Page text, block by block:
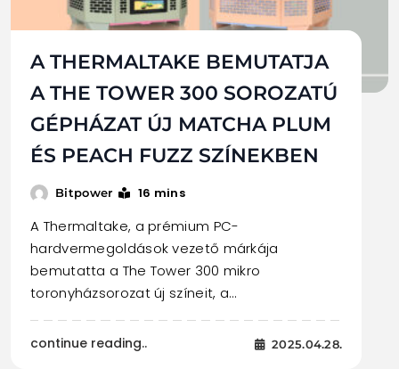
A THERMALTAKE BEMUTATJA
A THE TOWER 300 SOROZATÚ
GÉPHÁZAT ÚJ MATCHA PLUM
ÉS PEACH FUZZ SZÍNEKBEN
Bitpower 16 mins
A Thermaltake, a prémium PC-
hardvermegoldások vezető márkája
bemutatta a The Tower 300 mikro
toronyházsorozat új színeit, a…
continue reading.. 2025.04.28.